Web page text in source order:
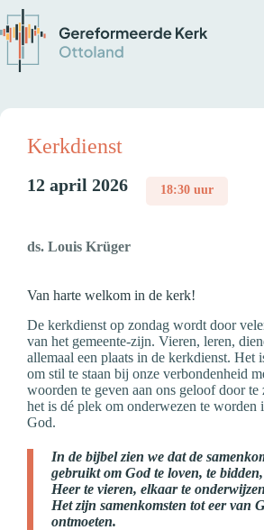
Kerkdienst
12 april 2026 18:30 uur
ds. Louis Krüger
Van harte welkom in de kerk!
De kerkdienst op zondag wordt door
van het gemeente-zijn. Vieren, leren,
allemaal een plaats in de kerkdienst. Het
om stil te staan bij onze verbondenheid
woorden te geven aan ons geloof door te
het is dé plek om onderwezen te worden
God.
In de bijbel zien we dat de
gebruikt om God te loven, te
Heer te vieren, elkaar te
Het zijn samenkomsten tot eer van
ontmoeten.